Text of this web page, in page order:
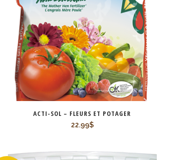
ACTI-SOL – FLEURS ET POTAGER
22.99$